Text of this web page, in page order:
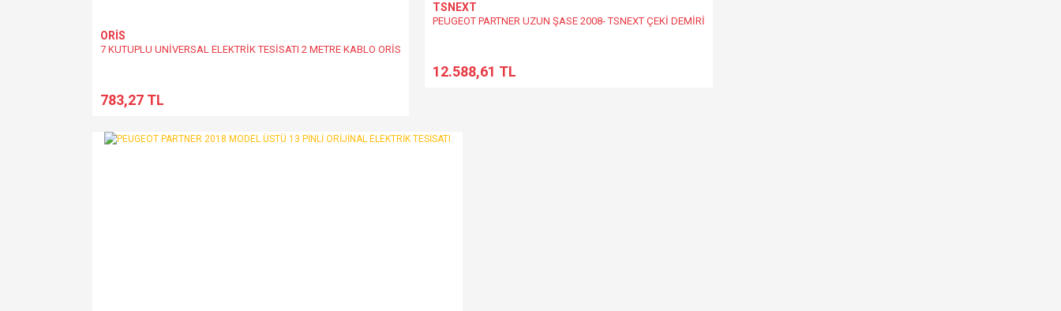
ORİS
7 KUTUPLU UNİVERSAL ELEKTRİK TESİSATI 2 METRE KABLO ORİS
783,27 TL
TSNEXT
PEUGEOT PARTNER UZUN ŞASE 2008- TSNEXT ÇEKİ DEMİRİ
12.588,61 TL